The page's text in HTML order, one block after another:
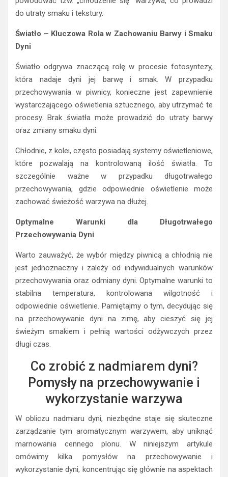
do utraty smaku i tekstury.
Światło – Kluczowa Rola w Zachowaniu Barwy i Smaku
Dyni
Światło odgrywa znaczącą rolę w procesie fotosyntezy,
która nadaje dyni jej barwę i smak. W przypadku
przechowywania w piwnicy, konieczne jest zapewnienie
wystarczającego oświetlenia sztucznego, aby utrzymać te
procesy. Brak światła może prowadzić do utraty barwy
oraz zmiany smaku dyni.
Chłodnie, z kolei, często posiadają systemy oświetleniowe,
które pozwalają na kontrolowaną ilość światła. To
szczególnie ważne w przypadku długotrwałego
przechowywania, gdzie odpowiednie oświetlenie może
zachować świeżość warzywa na dłużej.
Optymalne Warunki dla Długotrwałego
Przechowywania Dyni
Warto zauważyć, że wybór między piwnicą a chłodnią nie
jest jednoznaczny i zależy od indywidualnych warunków
przechowywania oraz odmiany dyni. Optymalne warunki to
stabilna temperatura, kontrolowana wilgotność i
odpowiednie oświetlenie. Pamiętajmy o tym, decydując się
na przechowywanie dyni na zimę, aby cieszyć się jej
świeżym smakiem i pełnią wartości odżywczych przez
długi czas.
Co zrobić z nadmiarem dyni?
Pomysły na przechowywanie i
wykorzystanie warzywa
W obliczu nadmiaru dyni, niezbędne staje się skuteczne
zarządzanie tym aromatycznym warzywem, aby uniknąć
marnowania cennego plonu. W niniejszym artykule
omówimy kilka pomysłów na przechowywanie i
wykorzystanie dyni, koncentrując się głównie na aspektach